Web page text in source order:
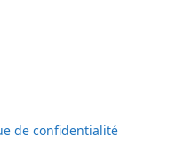
de confidentialité